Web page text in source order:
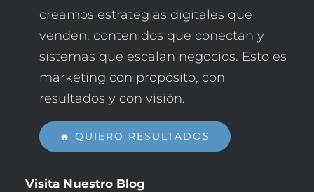
creamos estrategias digitales que
venden, contenidos que conectan y
sistemas que escalan negocios. Esto es
marketing con propósito, con
resultados y con visión.
🔥 QUIERO RESULTADOS
Visita Nuestro Blog